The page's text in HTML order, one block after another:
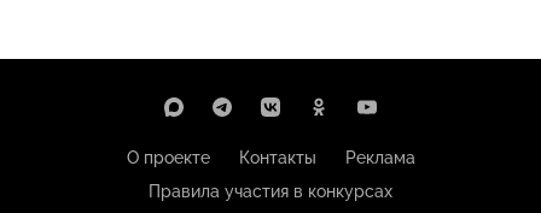
О проекте Контакты
Реклама
Правила участия в конкурсах